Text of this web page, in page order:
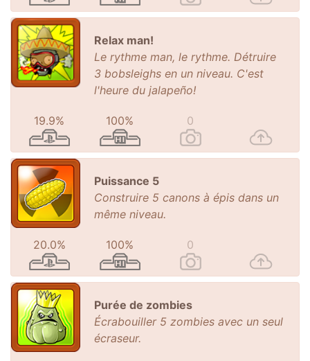
Relax man!
Le rythme man, le rythme. Détruire
3 bobsleighs en un niveau. C'est
l'heure du jalapeño!
19.9% 100% 0
Puissance 5
Construire 5 canons à épis dans un
même niveau.
20.0% 100% 0
Purée de zombies
Écrabouiller 5 zombies avec un seul
écraseur.